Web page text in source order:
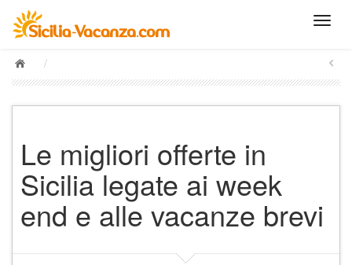
/
Le migliori offerte in
Sicilia legate ai week
end e alle vacanze brevi